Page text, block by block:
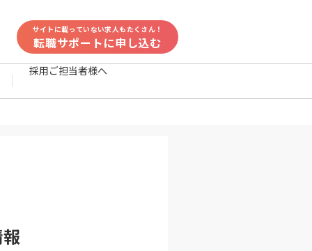
サイトに載っていない求人もたくさん！
転職サポートに申し込む
採用ご担当者様へ